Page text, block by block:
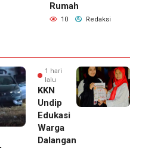
Rumah
10 Redaksi
1 hari
lalu
KKN
Undip
Edukasi
Warga
Dalangan